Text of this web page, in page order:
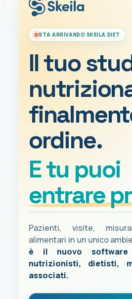
STA ARRIVANDO SKEILA DIET
Il tuo
ordine.
E tu puoi
entrare
Pazienti, visite,
alimentari in un unico
è il nuovo software
nutrizionisti, dietisti,
associati.